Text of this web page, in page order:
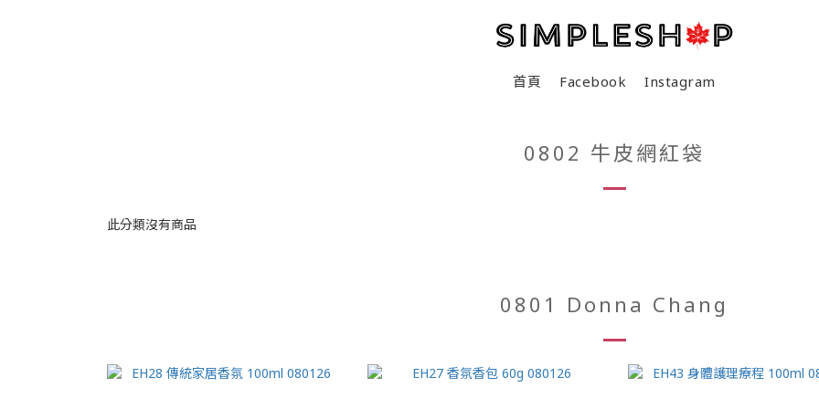
首頁 Facebook Instagram
0802 牛皮網紅袋
此分類沒有商品
0801 Donna Chang